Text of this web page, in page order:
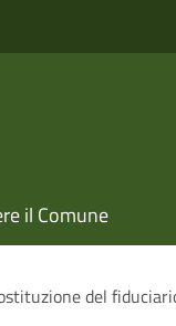
il Comune
del